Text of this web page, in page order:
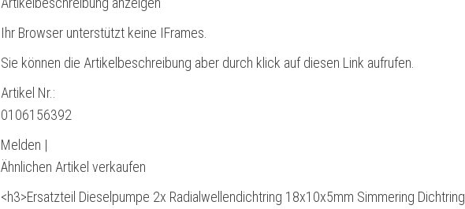
Ihr Browser unterstützt keine IFrames.
Sie können die Artikelbeschreibung aber durch klick auf diesen Link aufrufen.
Artikel Nr.:
0106156392
Melden |
Ähnlichen Artikel verkaufen
<h3>Ersatzteil Dieselpumpe 2x Radialwellendichtring 18x10x5mm Simmering Dichtring